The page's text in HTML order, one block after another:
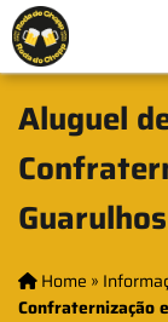
Aluguel
Guarulhos
Home »
Confraternização